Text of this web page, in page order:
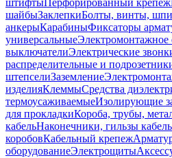
штифтыПерфорированный крепеж
шайбыЗаклепкиБолты, винты,
анкерыКарабиныФиксаторы
универсальныеЭлектромонтажное
выключателиЭлектрические
распределительные и
штепселиЗаземление
изделияКлеммыСредства
термоусаживаемыеИзолирующие
для прокладкиКороба, трубы,
кабельНаконечники, гильзы
коробовКабельный крепеж
оборудованиеЭлектрощиты